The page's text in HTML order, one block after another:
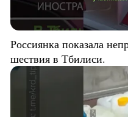
Россиянка показала
шествия в Тбилиси.